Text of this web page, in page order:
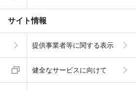
サイト情報
提供事業者等に関する表示
健全なサービスに向けて